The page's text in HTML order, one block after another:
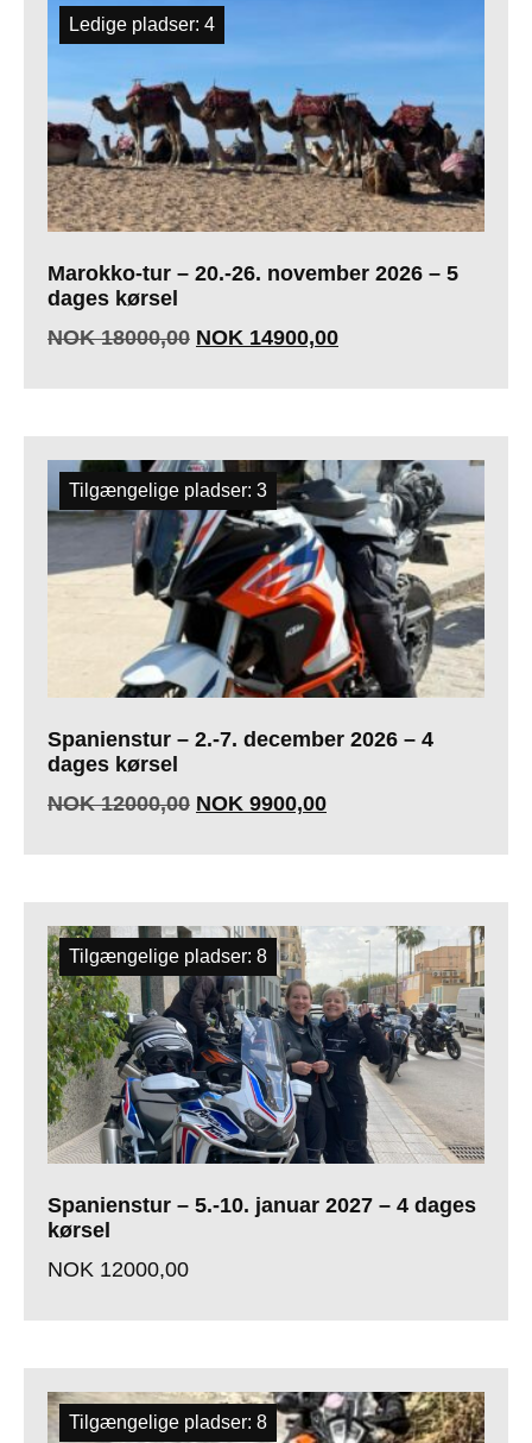
Marokko-tur – 20.-26. november 2026 – 5
dages kørsel
NOK18000,00 NOK 14900,00
Ledige pladser: 4
Spanienstur – 2.-7. december 2026 – 4
dages kørsel
NOK12000,00 NOK 9900,00
Tilgængelige pladser: 3
Spanienstur – 5.-10. januar 2027 – 4 dages
kørsel
NOK 12000,00
Tilgængelige pladser: 8
Tilgængelige pladser: 8